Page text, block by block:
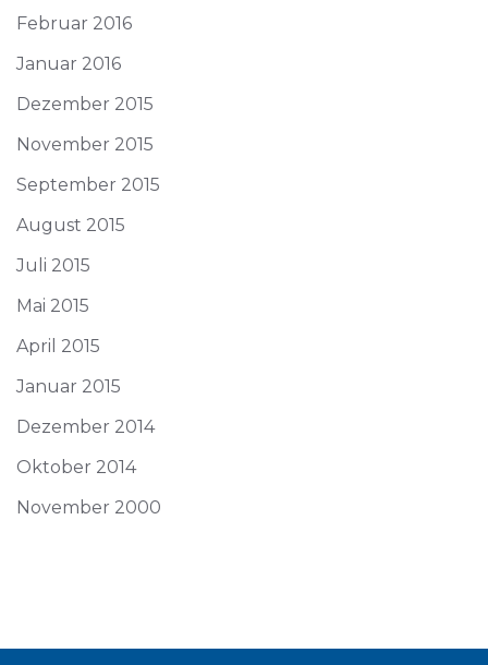
Februar 2016
Januar 2016
Dezember 2015
November 2015
September 2015
August 2015
Juli 2015
Mai 2015
April 2015
Januar 2015
Dezember 2014
Oktober 2014
November 2000